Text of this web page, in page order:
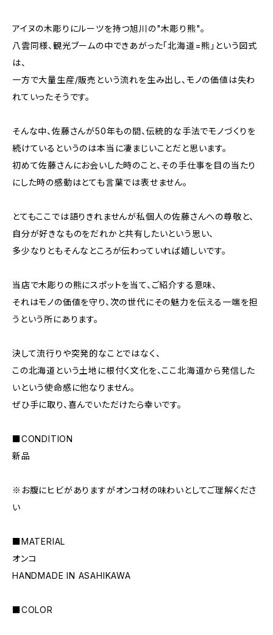
アイヌの木彫りにルーツを持つ旭川の"木彫り熊"。
八雲同様、観光ブームの中できあがった「北海道=熊」という図式
は、
一方で大量生産/販売という流れを生み出し、モノの価値は失わ
れていったそうです。
そんな中、佐藤さんが50年もの間、伝統的な手法でモノづくりを
続けているというのは本当に凄まじいことだと思います。
初めて佐藤さんにお会いした時のこと、その手仕事を目の当たり
にした時の感動はとても言葉では表せません。
とてもここでは語りきれませんが私個人の佐藤さんへの尊敬と、
自分が好きなものをだれかと共有したいという思い、
多少なりともそんなところが伝わっていれば嬉しいです。
当店で木彫りの熊にスポットを当て、ご紹介する意味、
それはモノの価値を守り、次の世代にその魅力を伝える一端を担
うという所にあります。
決して流行りや突発的なことではなく、
この北海道という土地に根付く文化を、ここ北海道から発信した
いという使命感に他なりません。
ぜひ手に取り、喜んでいただけたら幸いです。
■CONDITION
新品
※お腹にヒビがありますがオンコ材の味わいとしてご理解くださ
い
■MATERIAL
オンコ
HANDMADE IN ASAHIKAWA
■COLOR